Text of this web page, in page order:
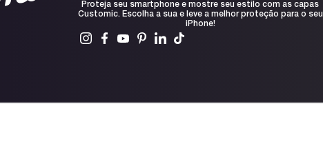
Proteja seu smartphone e mostre seu estilo com as capas
Customic. Escolha a sua e leve a melhor proteção para o seu
iPhone!